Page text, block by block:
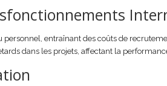
entraînant des coûts de
dans les projets, affectant la